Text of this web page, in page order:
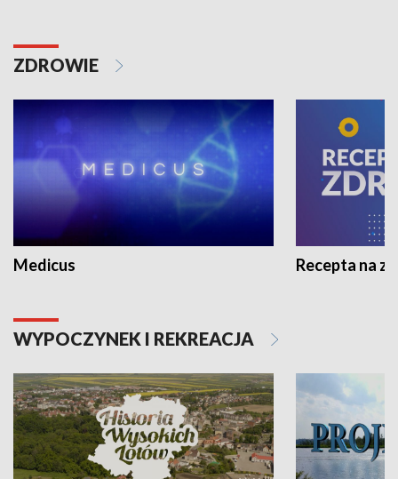
ZDROWIE
Medicus Recepta na
WYPOCZYNEK I REKREACJA